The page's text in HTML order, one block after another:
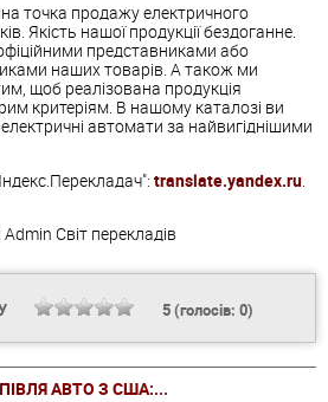
точка продажу електричного
Якість нашої продукції бездоганне.
представниками або
наших товарів. А також ми
щоб реалізована продукція
критеріям. В нашому каталозі ви
автомати за найвигіднішими
translate.yandex.ru.
Admin Світ перекладів
5(голосів: 0)
АВТО З США:...